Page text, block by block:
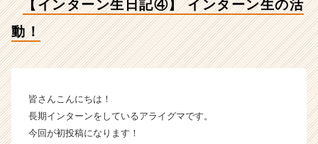
動！
【R
の
タ
【インターン生日記④】 インターン生の活
動！
皆さんこんにちは！
長期インターンをしているアライグマです。
今回が初投稿になります！